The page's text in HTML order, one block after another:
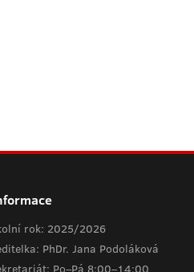
rok: 2025/2026
PhDr. Jana Podoláková